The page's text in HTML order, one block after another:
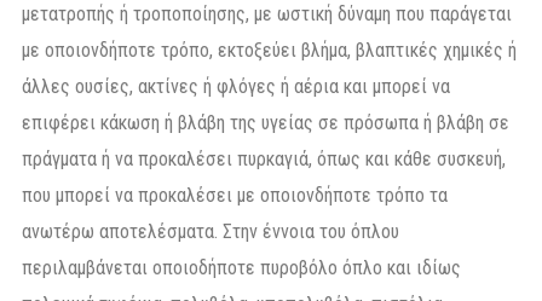
μετατροπής ή τροποποίησης, με ωστική δύναμη που παράγεται
με οποιονδήποτε τρόπο, εκτοξεύει βλήμα, βλαπτικές χημικές ή
άλλες ουσίες, ακτίνες ή φλόγες ή αέρια και μπορεί να
επιφέρει κάκωση ή βλάβη της υγείας σε πρόσωπα ή βλάβη σε
πράγματα ή να προκαλέσει πυρκαγιά, όπως και κάθε συσκευή,
που μπορεί να προκαλέσει με οποιονδήποτε τρόπο τα
ανωτέρω αποτελέσματα. Στην έννοια του όπλου
περιλαμβάνεται οποιοδήποτε πυροβόλο όπλο και ιδίως